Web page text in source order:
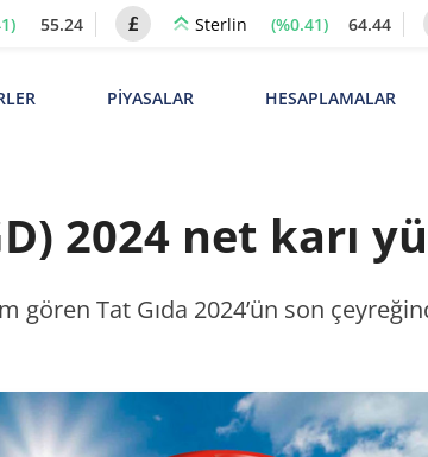
55.24 Sterlin (%0.41) 64.44
PİYASALAR HESAPLAMALAR
2024 net karı
gören Tat Gıda 2024’ün son